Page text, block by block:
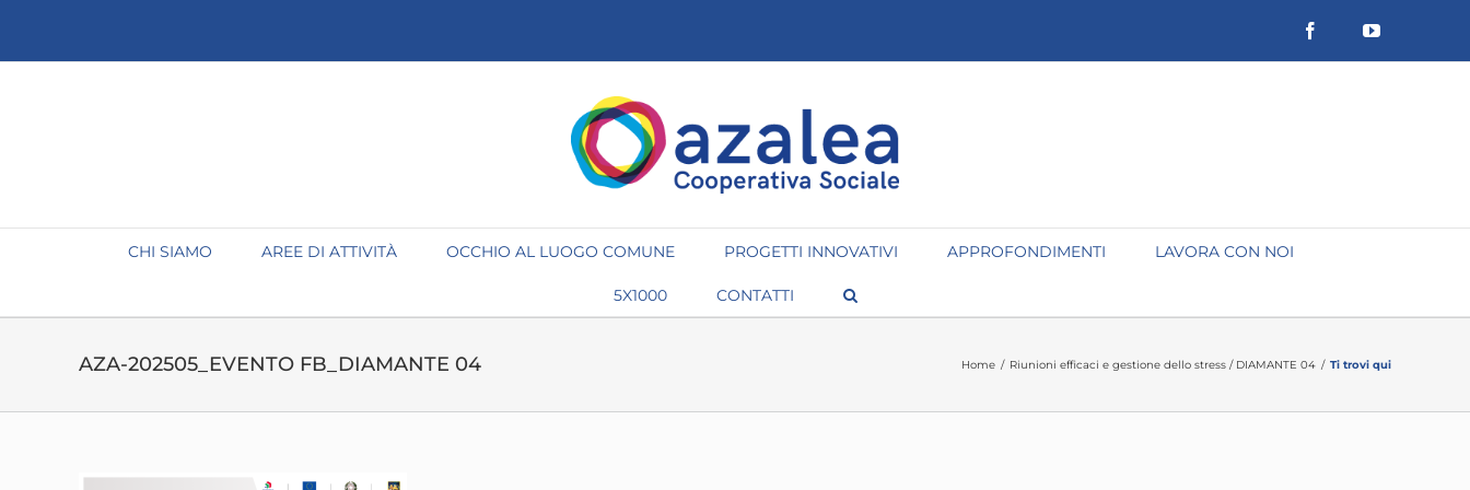
contenuto
FacebookYouTube
CHI SIAMO AREE DI ATTIVITÀ OCCHIO AL LUOGO COMUNE PROGETTI INNOVATIVI APPROFONDIMENTI LAVORA CON NOI
5X1000 CONTATTI
AZA-202505_EVENTO FB_DIAMANTE 04 Home / Riunioni efficaci e gestione dello stress / DIAMANTE 04 / Ti trovi qui